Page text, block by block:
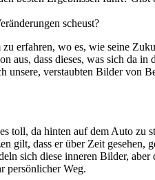
scheust?
erfahren, wo es, wie seine
aus, dass dieses, was sich da
verstaubten Bilder von
da hinten auf dem Auto zu
gilt, dass er über Zeit gesehen,
sich diese inneren Bilder, aber
persönlicher Weg.